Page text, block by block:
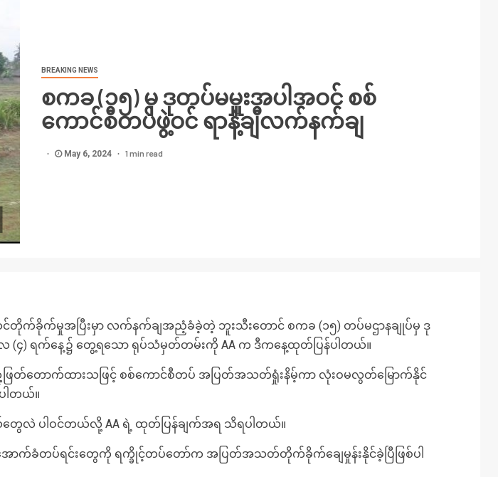
BREAKING NEWS
စကခ (၁၅) မှ ဒုတပ်မမှူးအပါအဝင် စစ်
ကောင်စီတပ်ဖွဲ့ဝင် ရာနဲ့ချီလက်နက်ချ
May 6, 2024 1 min read
တိုက်ခိုက်မှုအပြီးမှာ လက်နက်ချအညံ့ခံခဲ့တဲ့ ဘူးသီးတောင် စကခ (၁၅) တပ်မဌာနချုပ်မှ ဒု
ေလ (၄) ရက်နေ့၌ တွေ့ရသော ရုပ်သံမှတ်တမ်းကို AA က ဒီကနေ့ထုတ်ပြန်ပါတယ်။
တ်တောက်ထားသဖြင့် စစ်ကောင်စီတပ် အပြတ်အသတ်ရှုံးနိမ့်ကာ လုံးဝမလွတ်မြောက်နိုင်
ါတယ်။
လဲ ပါဝင်တယ်လို့ AA ရဲ့ ထုတ်ပြန်ချက်အရ သိရပါတယ်။
ာက်ခံတပ်ရင်းတွေကို ရက္ခိုင့်တပ်တော်က အပြတ်အသတ်တိုက်ခိုက်ချေမှုန်းနိုင်ခဲ့ပြီဖြစ်ပါ